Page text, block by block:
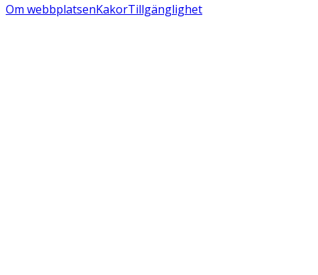
Om webbplatsenKakorTillgänglighet